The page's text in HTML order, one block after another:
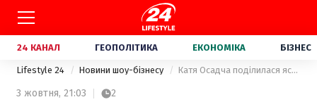
24 КАНАЛ ГЕОПОЛІТИКА ЕКОНОМІКА БІЗНЕС
Lifestyle 24 Новини шоу-бізнесу Катя Осадча поділилася яскравим фото, де позує з Настею Каменських
3 жовтня, 21:03 2